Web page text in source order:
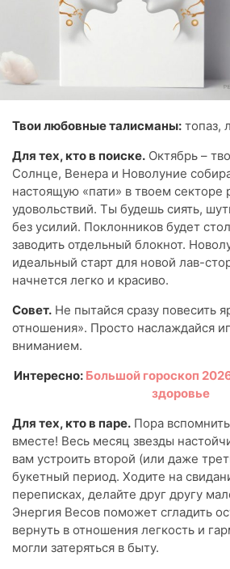
Твои любовные талисманы: топаз,
Для тех, кто в поиске. Октябрь –
Солнце, Венера и Новолуние
настоящую «пати» в твоем секторе
удовольствий. Ты будешь сиять,
без усилий. Поклонников будет
заводить отдельный блокнот.
идеальный старт для новой лав-
начнется легко и красиво.
Совет. Не пытайся сразу повесить
отношения». Просто наслаждайся
вниманием.
Интересно: Большой гороскоп
здоровье
Для тех, кто в паре. Пора
вместе! Весь месяц звезды
вам устроить второй (или даже
букетный период. Ходите на
переписках, делайте друг другу
Энергия Весов поможет сгладить
вернуть в отношения легкость и
могли затеряться в быту.